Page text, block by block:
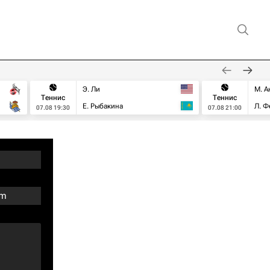
Теннис
07.08 19:30
Э. Ли
Е. Рыбакина
Теннис
07.08 21:00
М.
Л.